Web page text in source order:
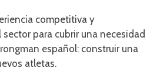
competitiva y
para cubrir una necesidad
español: construir una
atletas.